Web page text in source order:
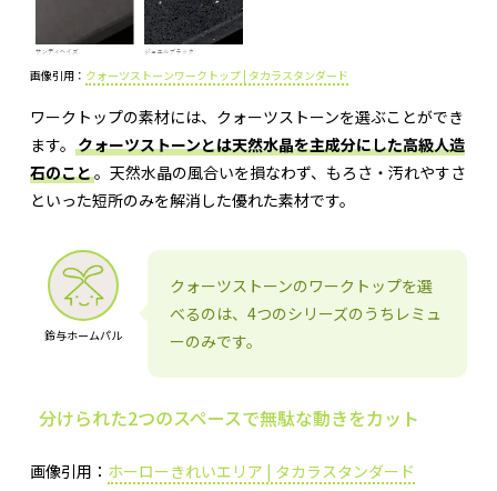
画像引用： クォーツストーンワークトップ | タカラスタンダード
ワークトップの素材には、クォーツストーンを選ぶことができ
ます。 クォーツストーンとは天然水晶を主成分にした高級人造
石のこと。天然水晶の風合いを損なわず、もろさ・汚れやすさ
といった短所のみを解消した優れた素材です。
鈴与ホームパル
クォーツストーンのワークトップを選
べるのは、4つのシリーズのうちレミュ
ーのみです。
分けられた2つのスペースで無駄な動きをカット
画像引用： ホーローきれいエリア | タカラスタンダード